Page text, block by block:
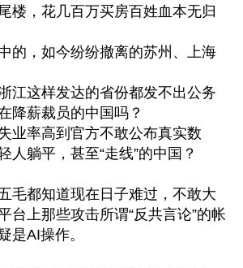
楼，花几百万买房百姓血本无归
的，如今纷纷撤离的苏州、上海
江这样发达的省份都发不出公务
降薪裁员的中国吗？
业率高到官方不敢公布真实数
人躺平，甚至“走线”的中国？
毛都知道现在日子难过，不敢大
台上那些攻击所谓“反共言论”的帐
是AI操作。